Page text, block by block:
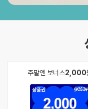
주말엔 보너스2,000